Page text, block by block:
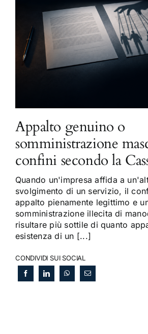
Appalto genuino o
somministrazione
confini secondo la
Quando un'impresa affida a
svolgimento di un servizio, il
appalto pienamente legittimo e
somministrazione illecita di
risultare più sottile di quanto
esistenza di un [...]
CONDIVIDI SUI SOCIAL